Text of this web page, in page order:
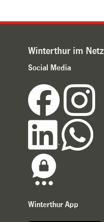
Winterthur im Netz
Social Media
Winterthur App